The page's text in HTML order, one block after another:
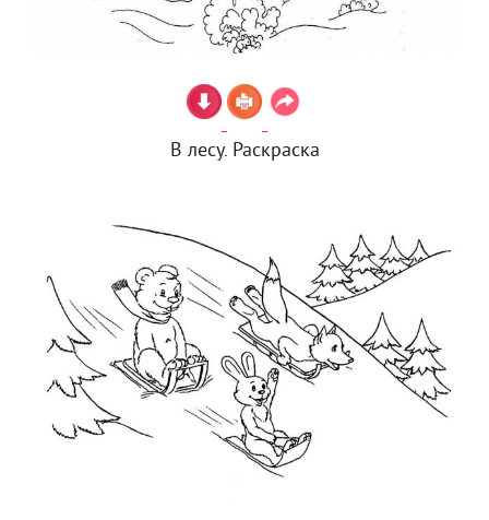
В лесу. Раскраска